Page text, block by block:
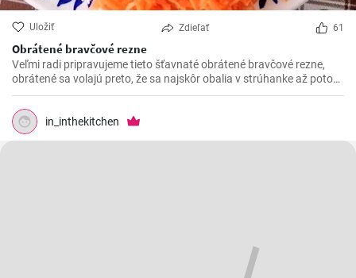
Uložiť Zdieľať 61
Obrátené bravčové rezne
Veľmi radi pripravujeme tieto šťavnaté obrátené bravčové rezne,
obrátené sa volajú preto, že sa najskôr obalia v strúhanke až potom
vo vajíčku. Sú krásne jemné a veľmi šťavnaté. V kombinácii s
čerstvou zeleninou sú výborné.
in_inthekitchen